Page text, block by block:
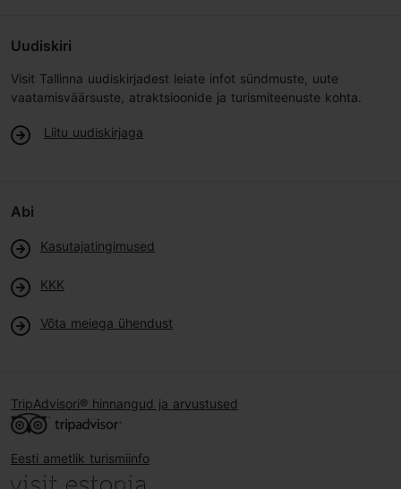
Uudiskiri
Visit Tallinna uudiskirjadest leiate infot sündmuste, uute
vaatamisväärsuste, atraktsioonide ja turismiteenuste kohta.
Liitu uudiskirjaga
Abi
Kasutajatingimused
KKK
Võta meiega ühendust
TripAdvisori® hinnangud ja arvustused
Eesti ametlik turismiinfo